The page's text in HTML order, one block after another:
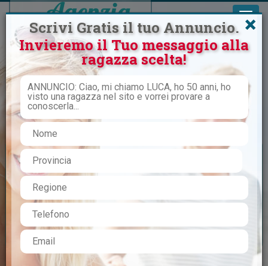
Inizia qualcosa di serio, reale e
CERCO DONNA
Scrivi Gratis il tuo Annuncio.
Invieremo il Tuo messaggio alla
ragazza scelta!
×